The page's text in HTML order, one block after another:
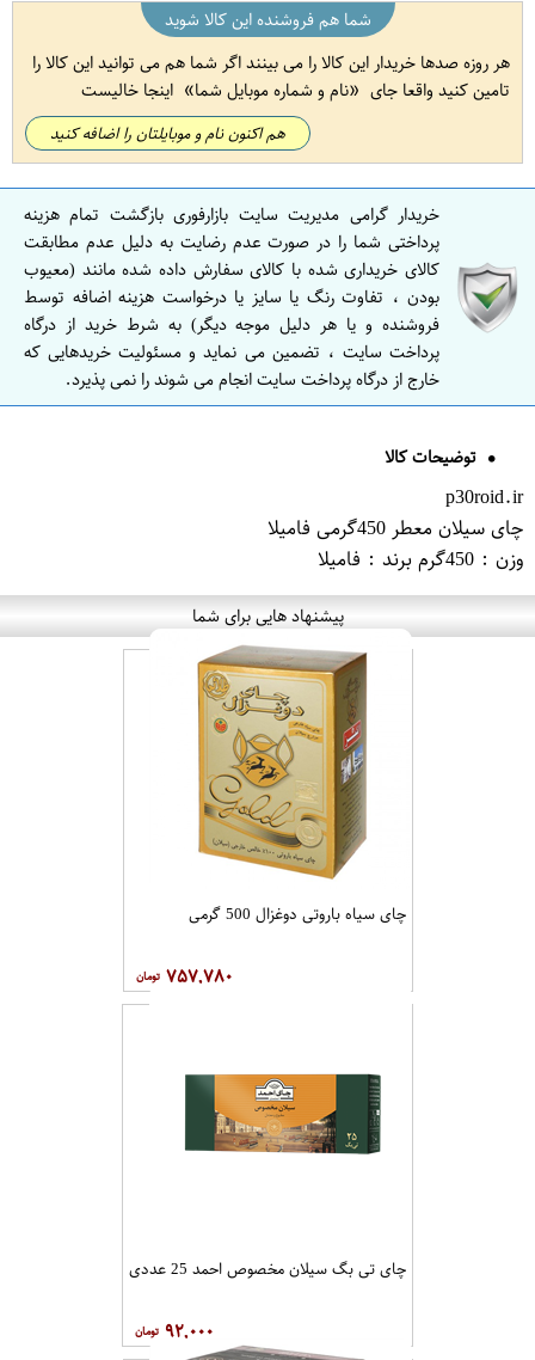
شما هم فروشنده این کالا شوید
هر روزه صدها خریدار این کالا را می بینند اگر شما هم می توانید این کالا را
تامین کنید واقعا جای
نام و شماره موبایل شما اینجا خالیست
هم اکنون نام و موبایلتان را اضافه کنید
خریدار گرامی مدیریت سایت بازارفوری بازگشت تمام هزینه
پرداختی شما را در صورت عدم رضایت به دلیل عدم مطابقت
کالای خریداری شده با کالای سفارش داده شده مانند (معیوب
بودن ، تفاوت رنگ یا سایز یا درخواست هزینه اضافه توسط
فروشنده و یا هر دلیل موجه دیگر) به شرط خرید از درگاه
پرداخت سایت ، تضمین می نماید و مسئولیت خریدهایی که
خارج از درگاه پرداخت سایت انجام می شوند را نمی پذیرد.
توضیحات کالا
p30roid.ir
چای سیلان معطر 450گرمی فامیلا
وزن : 450گرم برند : فامیلا
پیشنهاد هایی برای شما
چای سیاه باروتی دوغزال 500 گرمی
۷۵۷,۷۸۰
چای تی بگ سیلان مخصوص احمد 25 عددی
۹۲,۰۰۰